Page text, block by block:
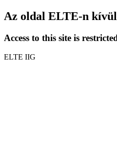
Az oldal ELTE-n
Access to this site is
ELTE IIG